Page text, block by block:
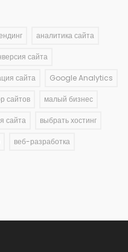
аналитика сайта
сайта
сайта Google Analytics
сайтов малый бизнес
сайта выбрать хостинг
веб-разработка